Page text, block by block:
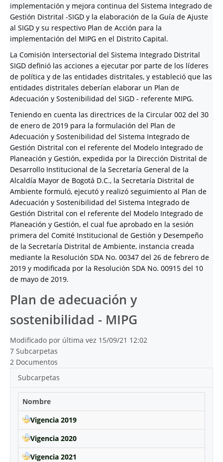
implementación y mejora continua del Sistema Integrado de
Gestión Distrital -SIGD y la elaboración de la Guía de Ajuste
al SIGD y su respectivo Plan de Acción para la
implementación del MIPG en el Distrito Capital.
La Comisión Intersectorial del Sistema Integrado Distrital
SIGD definió las acciones a ejecutar por parte de los líderes
de política y de las entidades distritales, y estableció que las
entidades distritales deberían elaborar un Plan de
Adecuación y Sostenibilidad del SIGD - referente MIPG.
Teniendo en cuenta las directrices de la Circular 002 del 30
de enero de 2019 para la formulación del Plan de
Adecuación y Sostenibilidad del Sistema Integrado de
Gestión Distrital con el referente del Modelo Integrado de
Planeación y Gestión, expedida por la Dirección Distrital de
Desarrollo Institucional de la Secretaría General de la
Alcaldía Mayor de Bogotá D.C., la Secretaría Distrital de
Ambiente formuló, ejecutó y realizó seguimiento al Plan de
Adecuación y Sostenibilidad del Sistema Integrado de
Gestión Distrital con el referente del Modelo Integrado de
Planeación y Gestión, el cual fue aprobado en la sesión
primera del Comité Institucional de Gestión y Desempeño
de la Secretaría Distrital de Ambiente, instancia creada
mediante la Resolución SDA No. 00347 del 26 de febrero de
2019 y modificada por la Resolución SDA No. 00915 del 10
de mayo de 2019.
Plan de adecuación y
sostenibilidad - MIPG
Modificado por última vez 15/09/21 12:02
7 Subcarpetas
2 Documentos
Subcarpetas
Nombre
Vigencia 2019
Vigencia 2020
Vigencia 2021